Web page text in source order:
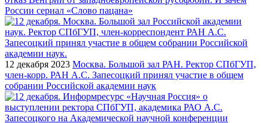
России сериал «Слово пацана»
12 декабря 2023 Москва. Большой зал РАН. Ректор СПбГУП,
член-корр. РАН А.С. Запесоцкий принял участие в общем
собрании Российской академии наук